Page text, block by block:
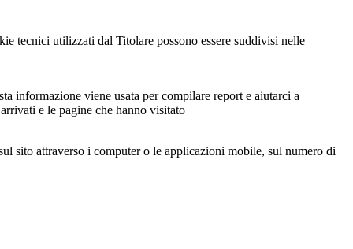
tecnici utilizzati dal Titolare possono essere suddivisi nelle
informazione viene usata per compilare report e aiutarci a
e le pagine che hanno visitato
sito attraverso i computer o le applicazioni mobile, sul numero di